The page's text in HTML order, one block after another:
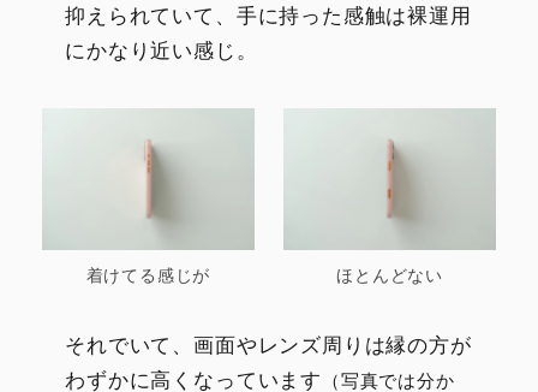
抑えられていて、手に持った感触は裸運用
にかなり近い感じ。
着けてる感じが ほとんどない
それでいて、画面やレンズ周りは縁の方が
わずかに高くなっています （写真では分か